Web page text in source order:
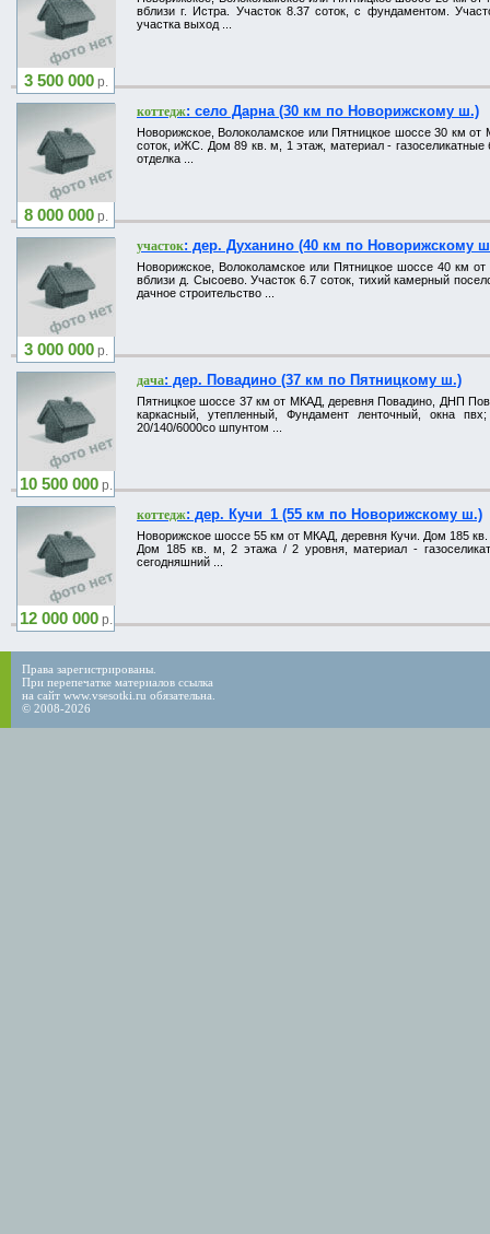
3 500 000р.
вблизи г. Истра. Участок 8.37 соток, с фундаментом.
участка выход ...
8 000 000р.
коттедж: село Дарна (30 км по Новорижскому ш.)
Новорижское, Волоколамское или Пятницкое шоссе 30 км
соток, иЖС. Дом 89 кв. м, 1 этаж, материал - газоселикатные
отделка ...
3 000 000р.
участок: дер. Духанино (40 км по Новорижскому
Новорижское, Волоколамское или Пятницкое шоссе 40 км
вблизи д. Сысоево. Участок 6.7 соток, тихий камерный
дачное строительство ...
10 500 000р.
дача: дер. Повадино (37 км по Пятницкому ш.)
Пятницкое шоссе 37 км от МКАД, деревня Повадино, ДНП
каркасный, утепленный, Фундамент лeнтoчный, окна
20/140/6000cо шпунтом ...
12 000 000р.
коттедж: дер. Кучи_1 (55 км по Новорижскому ш.)
Новорижское шоссе 55 км от МКАД, деревня Кучи. Дом 185
Дом 185 кв. м, 2 этажа / 2 уровня, материал -
сегодняшний ...
Права зарегистрированы.
При перепечатке материалов ссылка
на сайт www.vsesotki.ru обязательна.
© 2008-2026